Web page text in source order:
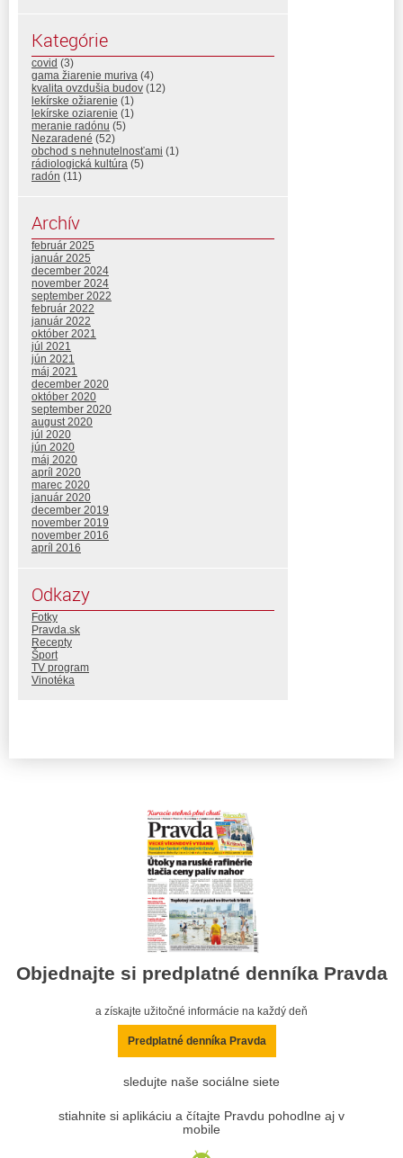
Kategórie
covid (3)
gama žiarenie muriva (4)
kvalita ovzdušia budov (12)
lekírske ožiarenie (1)
lekírske oziarenie (1)
meranie radónu (5)
Nezaradené (52)
obchod s nehnutelnosťami (1)
rádiologická kultúra (5)
radón (11)
Archív
február 2025
január 2025
december 2024
november 2024
september 2022
február 2022
január 2022
október 2021
júl 2021
jún 2021
máj 2021
december 2020
október 2020
september 2020
august 2020
júl 2020
jún 2020
máj 2020
apríl 2020
marec 2020
január 2020
december 2019
november 2019
november 2016
apríl 2016
Odkazy
Fotky
Pravda.sk
Recepty
Šport
TV program
Vinotéka
Objednajte si predplatné denníka Pravda
a získajte užitočné informácie na každý deň
Predplatné denníka Pravda
sledujte naše sociálne siete
stiahnite si aplikáciu a čítajte Pravdu pohodlne aj v
mobile